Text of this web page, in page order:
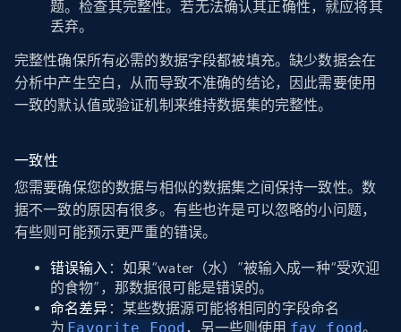
题。检查其完整性。若无法确认其正确性，就应将其
丢弃。
完整性确保所有必需的数据字段都被填充。缺少数据会在
分析中产生空白，从而导致不准确的结论，因此需要使用
一致的默认值或验证机制来维持数据集的完整性。
一致性
您需要确保您的数据与相似的数据集之间保持一致性。数
据不一致的原因有很多。有些也许是可以忽略的小问题，
有些则可能预示更严重的错误。
错误输入 ：如果“water（水）”被输入成一种“受欢迎
的食物”，那数据很可能是错误的。
命名差异 ：某些数据源可能将相同的字段命名
为 Favorite Food ，另一些则使用 fav_food。